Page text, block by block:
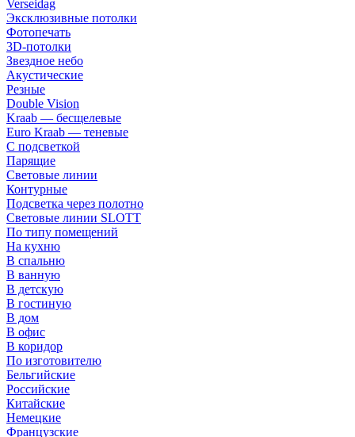
Verseidag
Эксклюзивные потолки
Фотопечать
3D-потолки
Звездное небо
Акустические
Резные
Double Vision
Kraab — бесщелевые
Euro Kraab — теневые
С подсветкой
Парящие
Световые линии
Контурные
Подсветка через полотно
Световые линии SLOTT
По типу помещений
На кухню
В спальню
В ванную
В детскую
В гостиную
В дом
В офис
В коридор
По изготовителю
Бельгийские
Российские
Китайские
Немецкие
Французские